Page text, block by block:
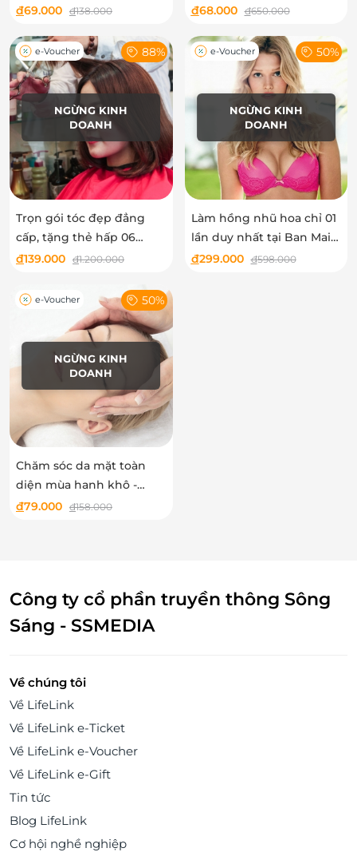
chết tại Ban Mai Spa
đ69.000 đ138.000
dưỡng ẩm mùa hanh khô
đ68.000 đ650.000
NGỪNG KINH
DOANH
e-Voucher 88%
Trọn gói tóc đẹp đẳng
cấp, tặng thẻ hấp 06
tháng không giới hạn -
Khánh
đ139.000 đ1.200.000
NGỪNG KINH
DOANH
e-Voucher 50%
Làm hồng nhũ hoa chỉ 01
lần duy nhất tại Ban Mai
Spa
đ299.000 đ598.000
NGỪNG KINH
DOANH
e-Voucher 50%
Chăm sóc da mặt toàn
diện mùa hanh khô -
Tặng Ngâm chân thuốc
đ79.000 đ158.000
Công ty cổ phần truyền thông Sông
Sáng - SSMEDIA
Về chúng tôi
Về LifeLink
Về LifeLink e-Ticket
Về LifeLink e-Voucher
Về LifeLink e-Gift
Tin tức
Blog LifeLink
Cơ hội nghề nghiệp